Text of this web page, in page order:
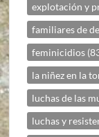
explotación y
familiares de
feminicidios
la niñez en la
luchas de las
luchas y